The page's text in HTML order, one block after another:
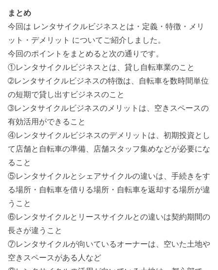
まとめ
今回は レンタサイクルビジネスとは・定義・特徴・メリ
ット・デメリット についてご紹介しました。
今回のポイントをまとめると次の通りです。
①レンタサイクルビジネスとは、貸し自転車業のこと
➁レンタサイクルビジネスの特徴は、自転車を数時間単位
の短期で貸し出すビジネスのこと
➂レンタサイクルビジネスのメリットは、空きスペースの
有効活用ができること
④レンタサイクルビジネスのデメリットは、初期投資とし
て店舗と自転車の準備、店舗スタッフ集めなどが必要にな
ること
⑤レンタサイクルとシェアサイクルの違いは、手続きをす
る場所・自転車を借りる場所・自転車を返却する場所が違
うこと
⑥レンタサイクルとリースサイクルとの違いは契約期間の
長さが違うこと
⑦レンタサイクルが向いているオーナーは、空いた土地や
空きスペースがある人など